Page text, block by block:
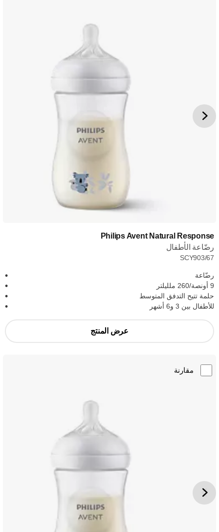
Philips Avent Natural Response
رضّاعة الأطفال
SCY903/67
رضّاعة
9 أونصة/260 ملليلتر
حلمة تتيح التدفق المتوسط
للأطفال بين 3 و6 أشهر
عرض المنتج
مقارنة